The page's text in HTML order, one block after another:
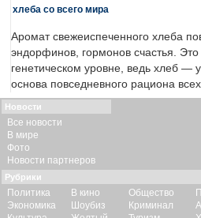
хлеба со всего мира
Аромат свежеиспеченного хлеба
эндорфинов, гормонов счастья. Это
генетическом уровне, ведь хлеб —
основа повседневного рациона
Новости
Все новости
В мире
Фото
Новости партнеров
Рубрики
Политика
Экономика
В кино
Шоубиз
Общество
Криминал